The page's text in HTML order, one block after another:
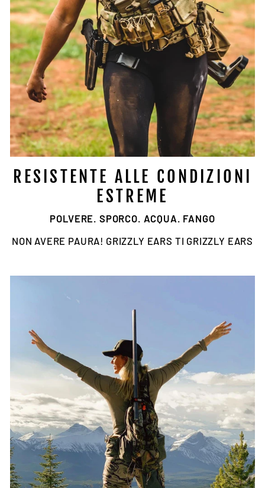
RESISTENTE ALLE CONDIZIONI
ESTREME
POLVERE. SPORCO. ACQUA. FANGO
NON AVERE PAURA! GRIZZLY EARS TI GRIZZLY EARS